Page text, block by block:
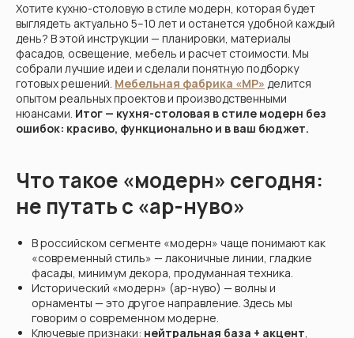
Хотите кухню-столовую в стиле модерн, которая будет
выглядеть актуально 5–10 лет и останется удобной каждый
день? В этой инструкции — планировки, материалы
фасадов, освещение, мебель и расчет стоимости. Мы
собрали лучшие идеи и сделали понятную подборку
готовых решений. Мебельная фабрика «МР» делится
опытом реальных проектов и производственными
нюансами. Итог — кухня-столовая в стиле модерн без
ошибок: красиво, функционально и в ваш бюджет.
Что такое «модерн» сегодня:
не путать с «ар-нуво»
В российском сегменте «модерн» чаще понимают как
«современный стиль» — лаконичные линии, гладкие
фасады, минимум декора, продуманная техника.
Исторический «модерн» (ар-нуво) — волны и
орнаменты — это другое направление. Здесь мы
говорим о современном модерне.
Ключевые признаки: нейтральная база + акцент,